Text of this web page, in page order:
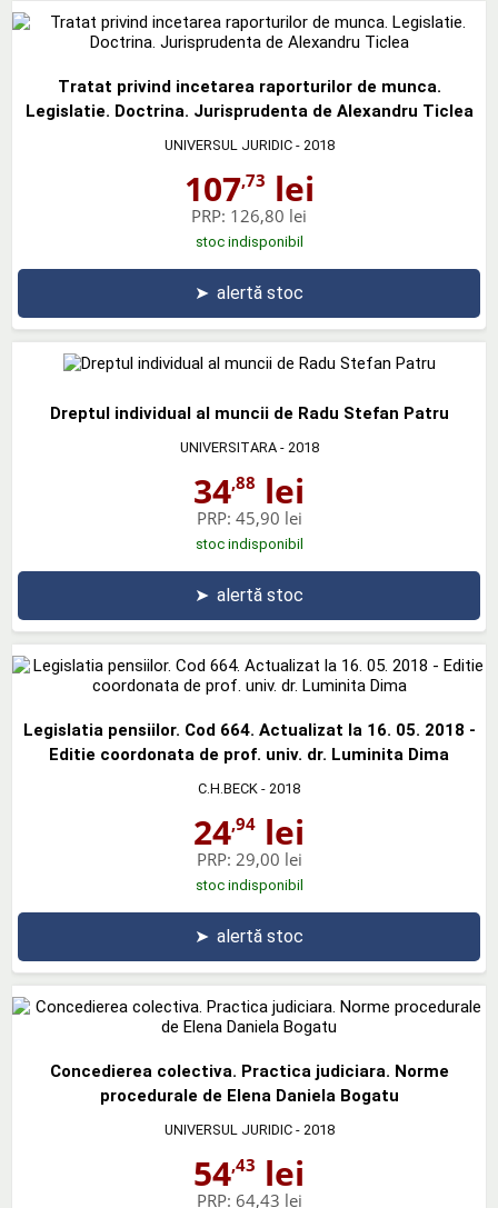
Tratat privind incetarea raporturilor de munca.
Legislatie. Doctrina. Jurisprudenta de Alexandru Ticlea
UNIVERSUL JURIDIC- 2018
107,73 lei
PRP: 126,80 lei
stoc indisponibil
➤ alertă stoc
Dreptul individual al muncii de Radu Stefan Patru
UNIVERSITARA- 2018
34,88 lei
PRP: 45,90 lei
stoc indisponibil
➤ alertă stoc
Legislatia pensiilor. Cod 664. Actualizat la 16. 05. 2018 -
Editie coordonata de prof. univ. dr. Luminita Dima
C.H.BECK - 2018
24,94 lei
PRP: 29,00 lei
stoc indisponibil
➤ alertă stoc
Concedierea colectiva. Practica judiciara. Norme
procedurale de Elena Daniela Bogatu
UNIVERSUL JURIDIC- 2018
54,43 lei
PRP: 64,43 lei